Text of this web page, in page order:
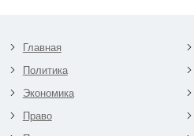
Главная
Политика
Экономика
Право